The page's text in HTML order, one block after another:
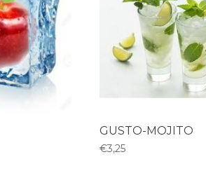
GUSTO-MOJITO
€3,25